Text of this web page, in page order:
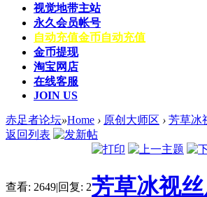
视觉地带主站
永久会员帐号
自动充值金币自动充值
金币提现
淘宝网店
在线客服
JOIN US
赤足者论坛»Home › 原创大师区 › 芳草冰
返回列表
查看: 2649|回复: 2芳草冰视